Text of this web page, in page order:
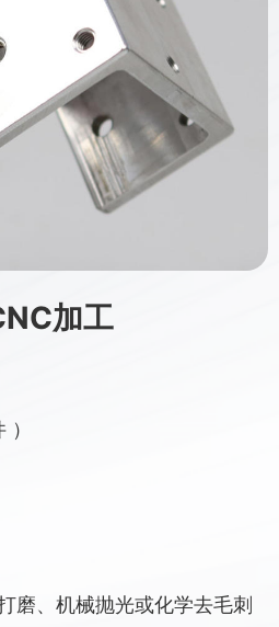
加工
磨、机械抛光或化学去毛刺